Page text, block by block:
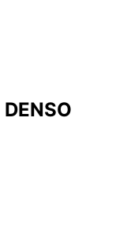
DENSO